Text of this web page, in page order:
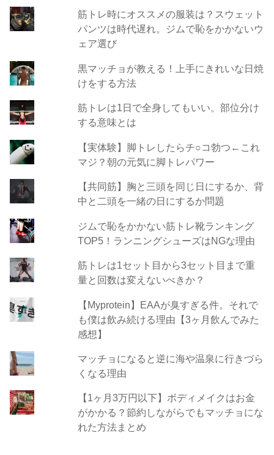
筋トレ時にオススメの服装は？スウェット
パンツは時代遅れ。ジムで恥をかかないウ
ェア選び
黒マッチョが教える！上手にきれいな日焼
けをする方法
筋トレは1日で全身してもいい。部位分け
する意味とは
【実体験】脚トレしたらチ○コ勃つ←これ
マジ？朝の元気に脚トレパワー
【共同筋】胸と三頭を同じ日にするか、背
中と二頭を一緒の日にするか問題
ジムで恥をかかない筋トレ靴ランキング
TOP5！ランニングシューズはNGな理由
筋トレは1セット目から3セット目まで重
量と回数は変えないべきか？
【Myprotein】EAAが臭すぎる件。それで
も僕は飲み続ける理由【3ヶ月飲んでみた
感想】
マッチョになると逆に海や温泉に行きづら
くなる理由
【1ヶ月3万円以下】ボディメイクはお金
がかかる？節約しながらでもマッチョにな
れた方法まとめ